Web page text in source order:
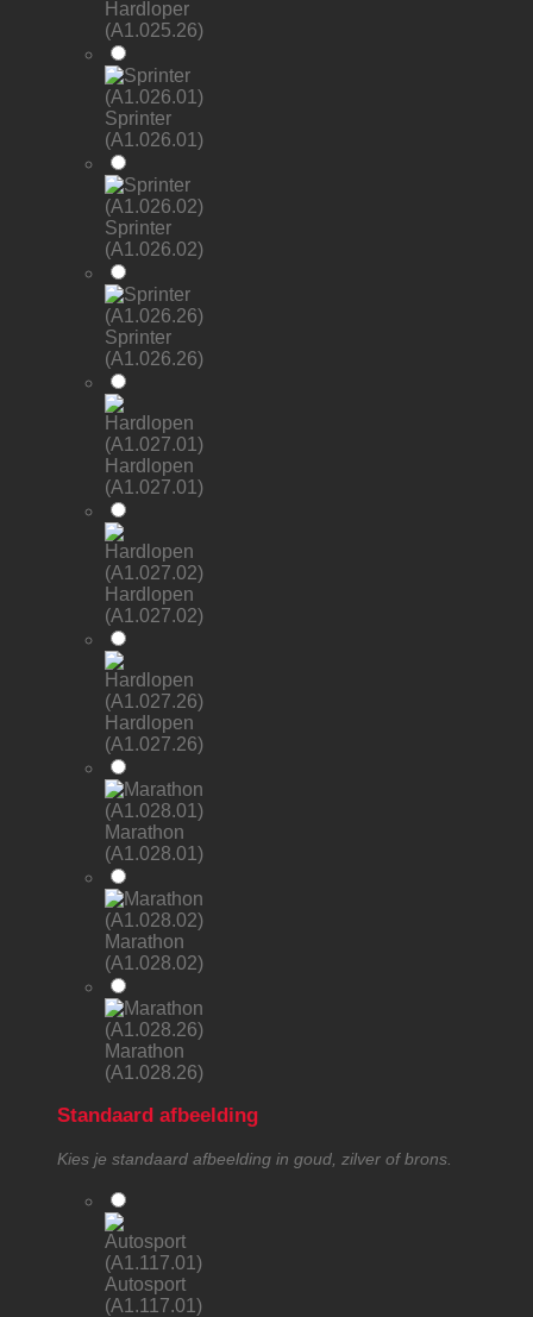
Hardloper
(A1.025.26)
Sprinter
(A1.026.01)
Sprinter
(A1.026.02)
Sprinter
(A1.026.26)
Hardlopen
(A1.027.01)
Hardlopen
(A1.027.02)
Hardlopen
(A1.027.26)
Marathon
(A1.028.01)
Marathon
(A1.028.02)
Marathon
(A1.028.26)
Standaard afbeelding
Kies je standaard afbeelding in goud, zilver of brons.
Autosport
(A1.117.01)